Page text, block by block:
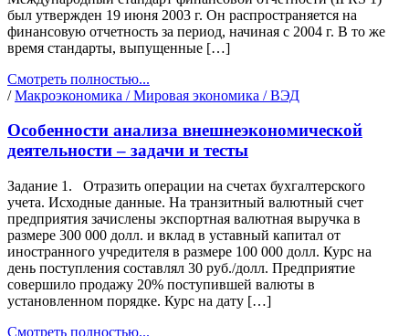
был утвержден 19 июня 2003 г. Он распространяется на
финансовую отчетность за период, начиная с 2004 г. В то же
время стандарты, выпущенные […]
Смотреть полностью...
/Макроэкономика / Мировая экономика / ВЭД
Особенности анализа внешнеэкономической
деятельности – задачи и тесты
Задание 1. Отразить операции на счетах бухгалтерского
учета. Исходные данные. На транзитный валютный счет
предприятия зачислены экспортная валютная выручка в
размере 300 000 долл. и вклад в уставный капитал от
иностранного учредителя в размере 100 000 долл. Курс на
день поступления составлял 30 руб./долл. Предприятие
совершило продажу 20% поступившей валюты в
установленном порядке. Курс на дату […]
Смотреть полностью...